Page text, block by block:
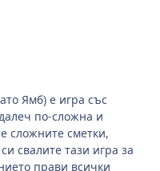
Ямб) е игра със
по-сложна и
сложните сметки,
свалите тази игра за
прави всички